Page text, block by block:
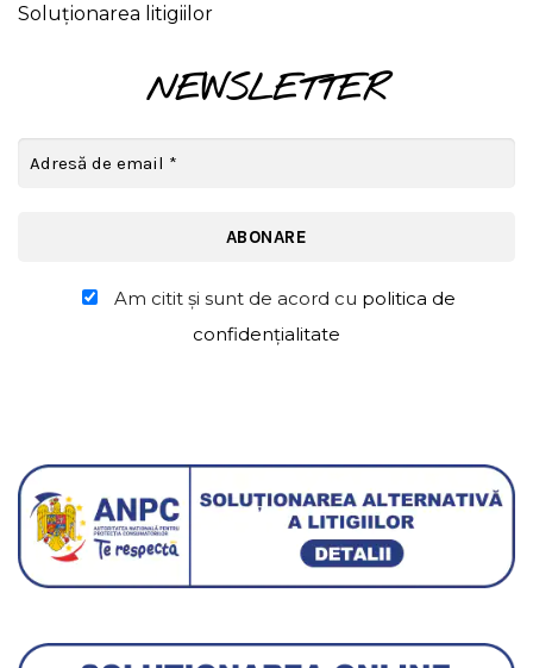
Soluționarea litigiilor
NEWSLETTER
Am citit şi sunt de acord cu politica de
confidențialitate